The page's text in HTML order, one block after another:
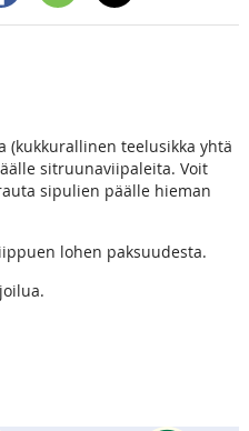
(kukkurallinen teelusikka yhtä
sitruunaviipaleita. Voit
sipulien päälle hieman
lohen paksuudesta.